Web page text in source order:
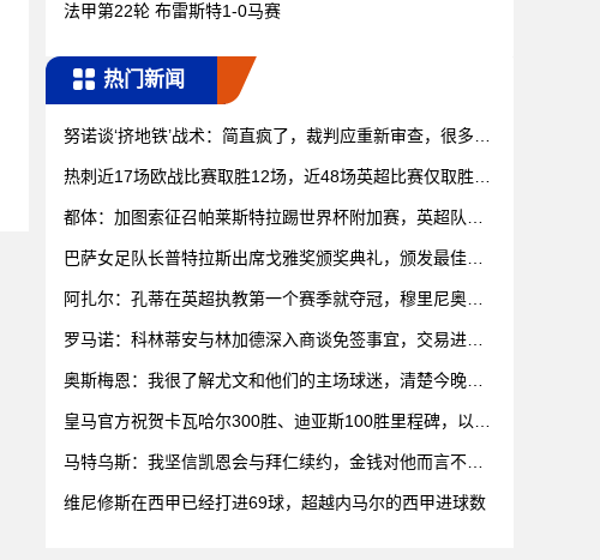
法甲第22轮 布雷斯特1-0马赛
热门新闻
努诺谈‘挤地铁’战术：简直疯了，裁判应重新审查，很多都
热刺近17场欧战比赛取胜12场，近48场英超比赛仅取胜11
都体：加图索征召帕莱斯特拉踢世界杯附加赛，英超队关
巴萨女足队长普特拉斯出席戈雅奖颁奖典礼，颁发最佳特
阿扎尔：孔蒂在英超执教第一个赛季就夺冠，穆里尼奥到
罗马诺：科林蒂安与林加德深入商谈免签事宜，交易进入
奥斯梅恩：我很了解尤文和他们的主场球迷，清楚今晚就
皇马官方祝贺卡瓦哈尔300胜、迪亚斯100胜里程碑，以及
马特乌斯：我坚信凯恩会与拜仁续约，金钱对他而言不是
维尼修斯在西甲已经打进69球，超越内马尔的西甲进球数